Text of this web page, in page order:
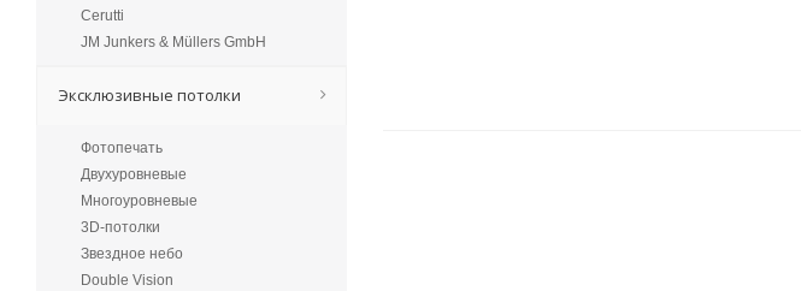
Cerutti
JM Junkers & Müllers GmbH
Эксклюзивные потолки
Фотопечать
Двухуровневые
Многоуровневые
3D-потолки
Звездное небо
Double Vision